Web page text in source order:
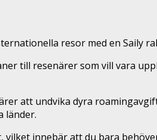
resor med en Saily
till resenärer som vill vara
att undvika dyra
länder.
vilket innebär att du bara